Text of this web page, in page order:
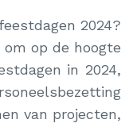
2024?
op de hoogte
in 2024,
van projecten,